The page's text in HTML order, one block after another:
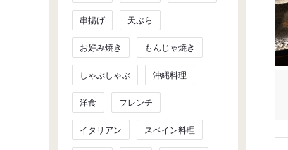
串揚げ 天ぷら
お好み焼き もんじゃ焼き
しゃぶしゃぶ 沖縄料理
洋食 フレンチ
イタリアン スペイン料理